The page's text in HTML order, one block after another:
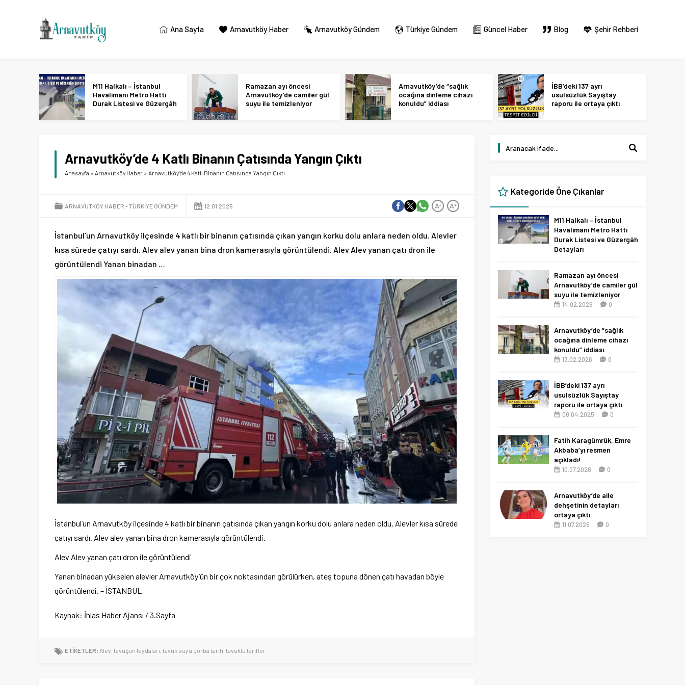
Ana Sayfa Arnavutköy Haber Arnavutköy Gündem Türkiye Gündem Güncel Haber Blog Şehir Rehberi
M11 Halkalı – İstanbul
Havalimanı Metro Hattı
Durak Listesi ve Güzergâh
Ramazan ayı öncesi
Arnavutköy’de camiler gül
suyu ile temizleniyor
Arnavutköy’de “sağlık
ocağına dinleme cihazı
konuldu” iddiası
İBB’deki 137 ayrı
usulsüzlük Sayıştay
raporu ile ortaya çıktı
Arnavutköy’de 4 Katlı Binanın Çatısında Yangın Çıktı
Anasayfa » Arnavutköy Haber » Arnavutköy’de 4 Katlı Binanın Çatısında Yangın Çıktı
ARNAVUTKÖY HABER TÜRKIYE GÜNDEM 12.01.2025 A+
A-
İstanbul’un Arnavutköy ilçesinde 4 katlı bir binanın çatısında çıkan yangın korku dolu anlara neden oldu. Alevler
kısa sürede çatıyı sardı. Alev alev yanan bina dron kamerasıyla görüntülendi. Alev Alev yanan çatı dron ile
görüntülendi Yanan binadan …
İstanbul’un Arnavutköy ilçesinde 4 katlı bir binanın çatısında çıkan yangın korku dolu anlara neden oldu. Alevler kısa sürede
çatıyı sardı. Alev alev yanan bina dron kamerasıyla görüntülendi.
Alev Alev yanan çatı dron ile görüntülendi
Yanan binadan yükselen alevler Arnavutköy’ün bir çok noktasından görülürken, ateş topuna dönen çatı havadan böyle
görüntülendi. – İSTANBUL
Kaynak: İhlas Haber Ajansı / 3.Sayfa
ETİKETLER: Alev, tavuğun faydaları, tavuk suyu çorba tarifi, tavuklu tarifler
Kategoride Öne Çıkanlar
M11 Halkalı – İstanbul
Havalimanı Metro Hattı
Durak Listesi ve Güzergâh
Detayları
Ramazan ayı öncesi
Arnavutköy’de camiler gül
suyu ile temizleniyor
14.02.2026 0
Arnavutköy’de “sağlık
ocağına dinleme cihazı
konuldu” iddiası
13.02.2026 0
İBB’deki 137 ayrı
usulsüzlük Sayıştay
raporu ile ortaya çıktı
08.04.2025 0
Fatih Karagümrük, Emre
Akbaba’yı resmen
açıkladı!
10.07.2026 0
Arnavutköy’de aile
dehşetinin detayları
ortaya çıktı
11.07.2026 0